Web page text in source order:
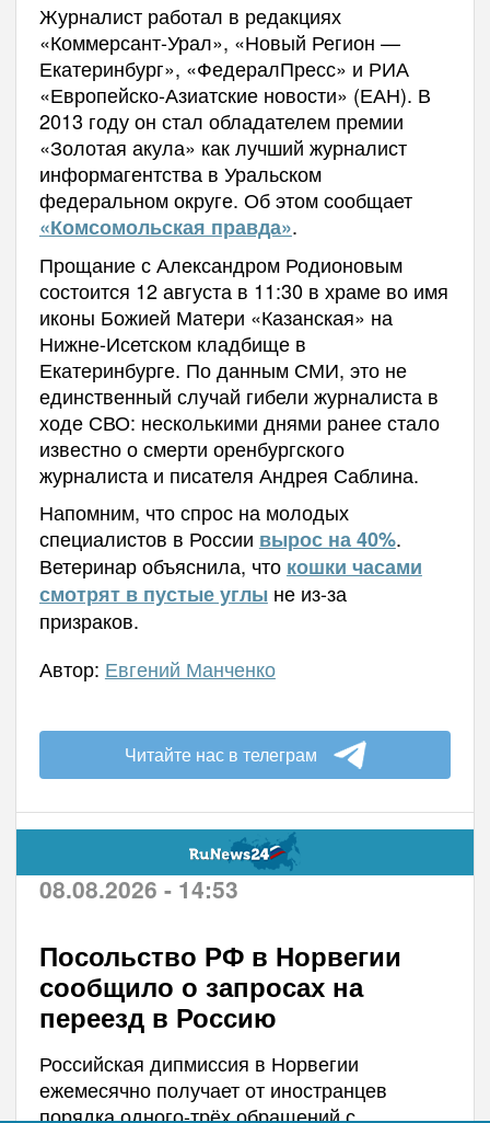
Журналист работал в редакциях
«Коммерсант-Урал», «Новый Регион —
Екатеринбург», «ФедералПресс» и РИА
«Европейско-Азиатские новости» (ЕАН). В
2013 году он стал обладателем премии
«Золотая акула» как лучший журналист
информагентства в Уральском
федеральном округе. Об этом сообщает
«Комсомольская правда».
Прощание с Александром Родионовым
состоится 12 августа в 11:30 в храме во имя
иконы Божией Матери «Казанская» на
Нижне-Исетском кладбище в
Екатеринбурге. По данным СМИ, это не
единственный случай гибели журналиста в
ходе СВО: несколькими днями ранее стало
известно о смерти оренбургского
журналиста и писателя Андрея Саблина.
Напомним, что спрос на молодых
специалистов в России вырос на 40%.
Ветеринар объяснила, что кошки часами
смотрят в пустые углы не из-за
призраков.
Автор: Евгений Манченко
Читайте нас в телеграм
08.08.2026 - 14:53
Посольство РФ в Норвегии
сообщило о запросах на
переезд в Россию
Российская дипмиссия в Норвегии
ежемесячно получает от иностранцев
порядка одного-трёх обращений с